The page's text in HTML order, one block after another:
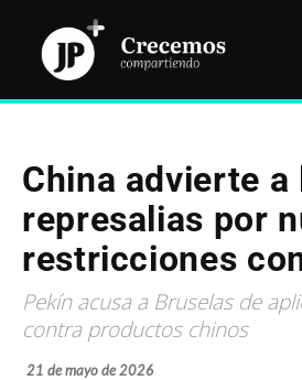
China advierte a
represalias por
restricciones
Pekín acusa a Bruselas de
contra productos chinos
21 de mayo de 2026